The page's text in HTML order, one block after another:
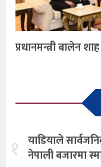
प्रधानमन्त्री बालेन
१ याडियाले
नेपाली बजारमा